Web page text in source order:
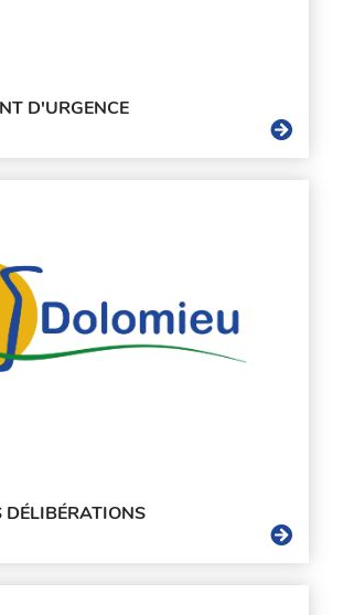
D'URGENCE
DÉLIBÉRATIONS